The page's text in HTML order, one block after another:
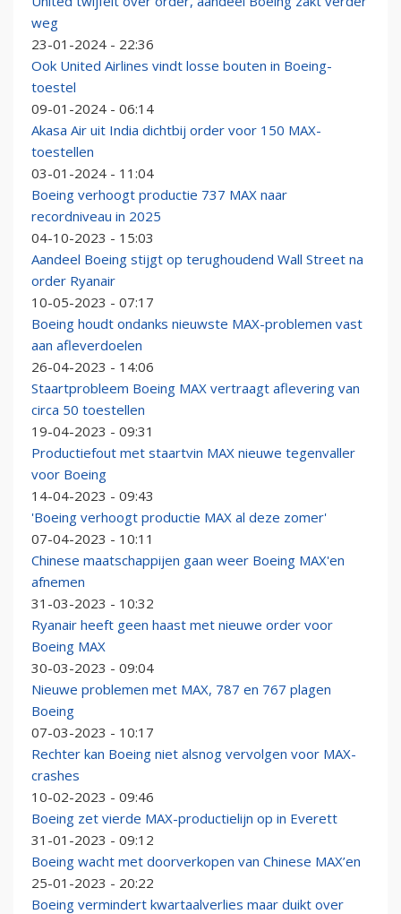
weg
23-01-2024 - 22:36
Ook United Airlines vindt losse bouten in Boeing-
toestel
09-01-2024 - 06:14
Akasa Air uit India dichtbij order voor 150 MAX-
toestellen
03-01-2024 - 11:04
Boeing verhoogt productie 737 MAX naar
recordniveau in 2025
04-10-2023 - 15:03
Aandeel Boeing stijgt op terughoudend Wall Street na
order Ryanair
10-05-2023 - 07:17
Boeing houdt ondanks nieuwste MAX-problemen vast
aan afleverdoelen
26-04-2023 - 14:06
Staartprobleem Boeing MAX vertraagt aflevering van
circa 50 toestellen
19-04-2023 - 09:31
Productiefout met staartvin MAX nieuwe tegenvaller
voor Boeing
14-04-2023 - 09:43
'Boeing verhoogt productie MAX al deze zomer'
07-04-2023 - 10:11
Chinese maatschappijen gaan weer Boeing MAX'en
afnemen
31-03-2023 - 10:32
Ryanair heeft geen haast met nieuwe order voor
Boeing MAX
30-03-2023 - 09:04
Nieuwe problemen met MAX, 787 en 767 plagen
Boeing
07-03-2023 - 10:17
Rechter kan Boeing niet alsnog vervolgen voor MAX-
crashes
10-02-2023 - 09:46
Boeing zet vierde MAX-productielijn op in Everett
31-01-2023 - 09:12
Boeing wacht met doorverkopen van Chinese MAX’en
25-01-2023 - 20:22
Boeing vermindert kwartaalverlies maar duikt over